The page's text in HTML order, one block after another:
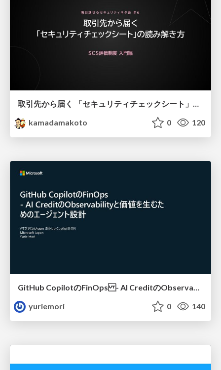
取引先から届く 「セキュリティチェックシート」の読み解き方
kamadamakoto
0 120
GitHub CopilotのFinOps - AI CreditのObservabilityと価値を生むためのエージェント設計
yuriemori
0 140